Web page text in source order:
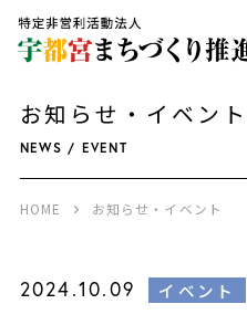
お知らせ・イベント
NEWS / EVENT
HOME お知らせ・イベント
2024.10.09 イベント